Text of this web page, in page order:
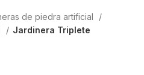
de piedra artificial
Jardinera Triplete